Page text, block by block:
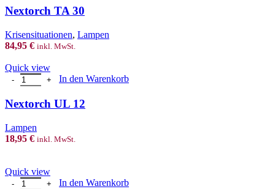
Nextorch TA 30
Krisensituationen, Lampen
84,95 € inkl. MwSt.
Quick view
Nextorch UL 12 Menge
In den Warenkorb
Nextorch UL 12
Lampen
18,95 € inkl. MwSt.
Quick view
Nextorch UT 10 Menge
In den Warenkorb